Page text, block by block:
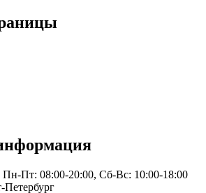
Пн-Пт: 08:00-20:00, Сб-Вс: 10:00-18:00
Петербург